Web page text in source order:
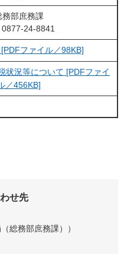
務部庶務課
24-8841
ファイル／98KB]
状況等について [PDFファイ
／456KB]
せ先
総務部庶務課）